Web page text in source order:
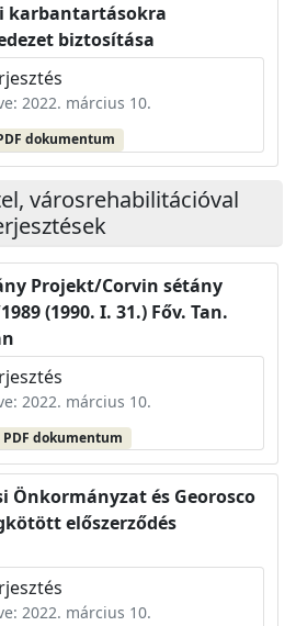
karbantartásokra
biztosítása
2022. március 10.
dokumentum
városrehabilitációval
Projekt/Corvin sétány
(1990. I. 31.) Főv. Tan.
2022. március 10.
PDF dokumentum
Önkormányzat és Georosco
előszerződés
2022. március 10.